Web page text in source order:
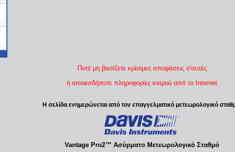
Ποτέ μη βασίζετε κρίσιμες αποφάσεις σ'αυτές
ή οποιεσδήποτε πληροφορίες καιρού από το Internet
Η σελίδα ενημερώνεται από τον επαγγελματικό μετεωρολογικό
Vantage Pro2™ Ασύρματο Μετεωρολογικό Σταθμό